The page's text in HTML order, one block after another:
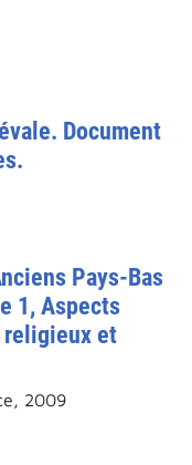
Document
Pays-Bas
1, Aspects
et
2009